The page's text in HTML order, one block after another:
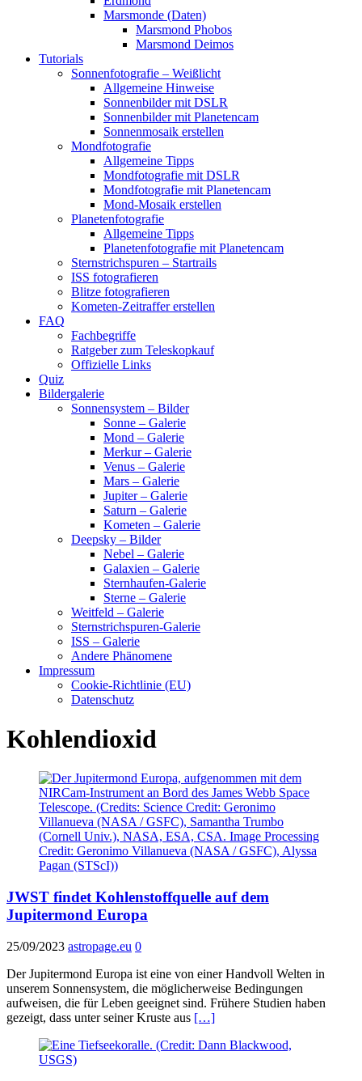
Marsmonde (Daten)
Marsmond Phobos
Marsmond Deimos
Tutorials
Sonnenfotografie – Weißlicht
Allgemeine Hinweise
Sonnenbilder mit DSLR
Sonnenbilder mit Planetencam
Sonnenmosaik erstellen
Mondfotografie
Allgemeine Tipps
Mondfotografie mit DSLR
Mondfotografie mit Planetencam
Mond-Mosaik erstellen
Planetenfotografie
Allgemeine Tipps
Planetenfotografie mit Planetencam
Sternstrichspuren – Startrails
ISS fotografieren
Blitze fotografieren
Kometen-Zeitraffer erstellen
FAQ
Fachbegriffe
Ratgeber zum Teleskopkauf
Offizielle Links
Quiz
Bildergalerie
Sonnensystem – Bilder
Sonne – Galerie
Mond – Galerie
Merkur – Galerie
Venus – Galerie
Mars – Galerie
Jupiter – Galerie
Saturn – Galerie
Kometen – Galerie
Deepsky – Bilder
Nebel – Galerie
Galaxien – Galerie
Sternhaufen-Galerie
Sterne – Galerie
Weitfeld – Galerie
Sternstrichspuren-Galerie
ISS – Galerie
Andere Phänomene
Impressum
Cookie-Richtlinie (EU)
Datenschutz
Kohlendioxid
JWST findet Kohlenstoffquelle auf dem
Jupitermond Europa
25/09/2023 astropage.eu 0
Der Jupitermond Europa ist eine von einer Handvoll Welten in
unserem Sonnensystem, die möglicherweise Bedingungen
aufweisen, die für Leben geeignet sind. Frühere Studien haben
gezeigt, dass unter seiner Kruste aus […]